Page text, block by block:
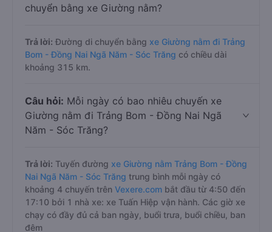
chuyển bằng xe Giường nằm?
Trả lời: Đường di chuyển bằng xe Giường nằm đi Trảng
Bom - Đồng Nai Ngã Năm - Sóc Trăng có chiều dài
khoảng 315 km.
Câu hỏi: Mỗi ngày có bao nhiêu chuyến xe
Giường nằm đi Trảng Bom - Đồng Nai Ngã
Năm - Sóc Trăng?
Trả lời: Tuyến đường xe Giường nằm Trảng Bom - Đồng
Nai Ngã Năm - Sóc Trăng trung bình mỗi ngày có
khoảng 4 chuyến trên Vexere.com bắt đầu từ 4:50 đến
17:10 bởi 1 nhà xe: xe Tuấn Hiệp vận hành. Các giờ xe
chạy có đầy đủ cả ban ngày, buổi trưa, buổi chiều, ban
đêm